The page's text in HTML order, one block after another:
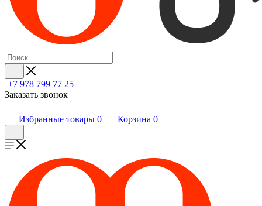
+7 978 799 77 25
Заказать звонок
Избранные товары 0 Корзина 0